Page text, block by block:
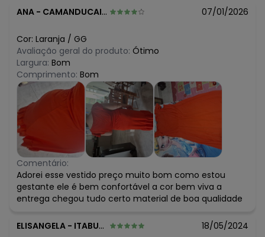
ANA - CAMANDUCAIA - MG 07/01/2026
Cor: Laranja / GG
Avaliação geral do produto: Ótimo
Largura: Bom
Comprimento: Bom
Comentário:
Adorei esse vestido preço muito bom como estou
gestante ele é bem confortável a cor bem viva a
entrega chegou tudo certo material de boa qualidade
ELISANGELA - ITABUNA - BA 18/05/2024